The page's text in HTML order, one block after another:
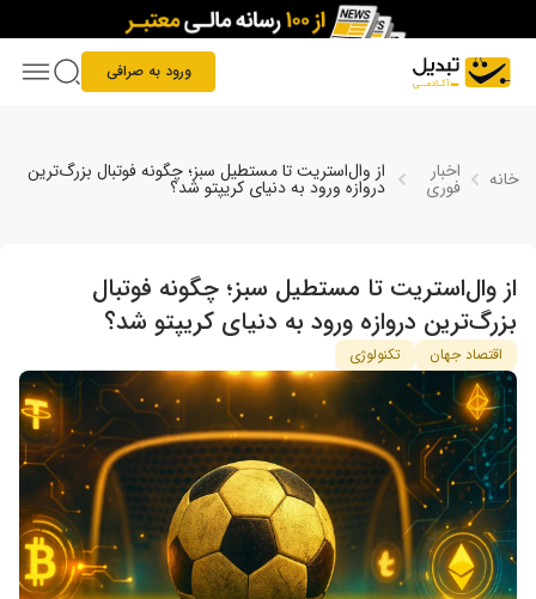
ورود به صرافی
خانه اخبار
فوری
از وال‌استریت تا مستطیل سبز؛ چگونه فوتبال بزرگ‌ترین
دروازه ورود به دنیای کریپتو شد؟
از وال‌استریت تا مستطیل سبز؛ چگونه فوتبال
بزرگ‌ترین دروازه ورود به دنیای کریپتو شد؟
اقتصاد جهان تکنولوژی